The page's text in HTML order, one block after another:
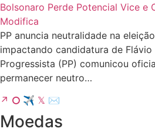
Bolsonaro Perde Potencial Vice e
Modifica
PP anuncia neutralidade na
impactando candidatura de
Progressista (PP) comunicou
permanecer neutro…
↗ ⭘ ✈ 𝕏 ✉
Moedas